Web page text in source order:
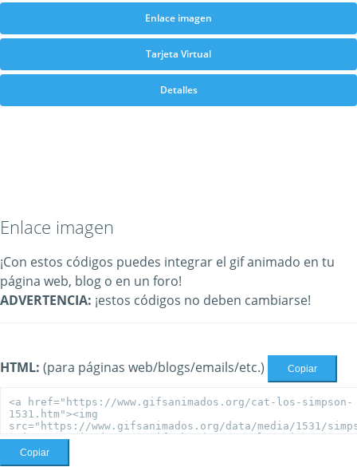
Enlace imagen
Tarjeta Virtual
Detalles
Enlace imagen
¡Con estos códigos puedes integrar el gif animado en tu
página web, blog o en un foro!
ADVERTENCIA: ¡estos códigos no deben cambiarse!
HTML: (para páginas web/blogs/emails/etc.) Copiar
Copiar